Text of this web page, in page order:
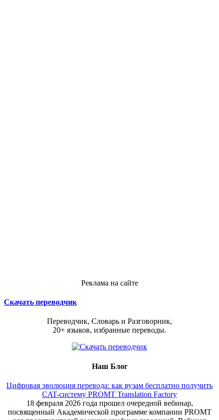
Реклама на сайте
Скачать переводчик
Переводчик, Словарь и Разговорник,
20+ языков, избранные переводы.
Наш Блог
Цифровая эволюция перевода: как вузам бесплатно получить
CAT-систему PROMT Translation Factory
18 февраля 2026 года прошел очередной вебинар,
посвященный Академической программе компании PROMT